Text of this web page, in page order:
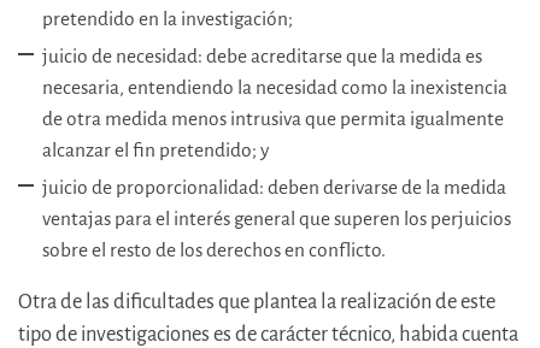
pretendido en la investigación;
juicio de necesidad: debe acreditarse que la medida es
necesaria, entendiendo la necesidad como la inexistencia
de otra medida menos intrusiva que permita igualmente
alcanzar el fin pretendido; y
juicio de proporcionalidad: deben derivarse de la medida
ventajas para el interés general que superen los perjuicios
sobre el resto de los derechos en conflicto.
Otra de las dificultades que plantea la realización de este
tipo de investigaciones es de carácter técnico, habida cuenta